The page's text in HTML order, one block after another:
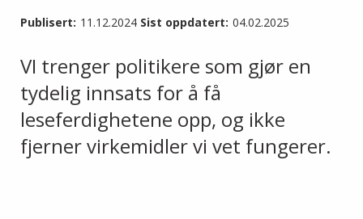
Publisert: 11.12.2024 Sist oppdatert: 04.02.2025
VI trenger politikere som gjør en
tydelig innsats for å få
leseferdighetene opp, og ikke
fjerner virkemidler vi vet fungerer.